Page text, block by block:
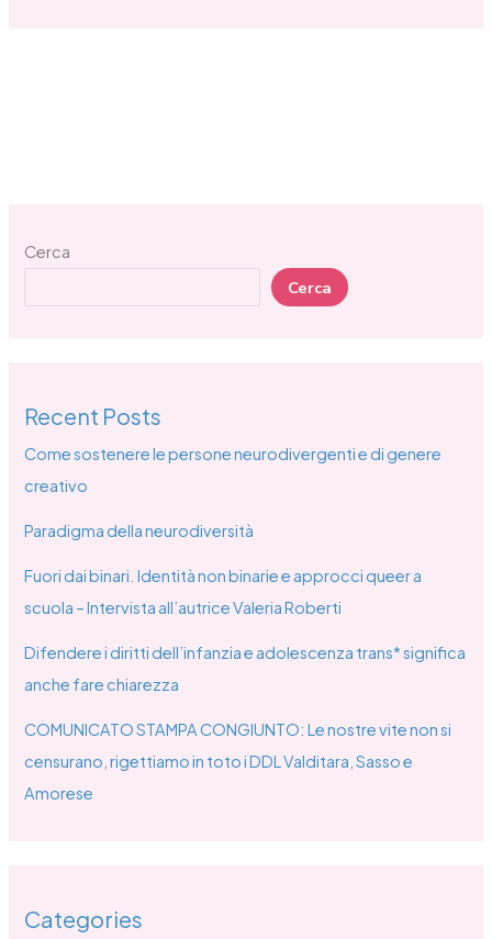
Cerca
Cerca
Recent Posts
Come sostenere le persone neurodivergenti e di genere
creativo
Paradigma della neurodiversità
Fuori dai binari. Identità non binarie e approcci queer a
scuola – Intervista all’autrice Valeria Roberti
Difendere i diritti dell’infanzia e adolescenza trans* significa
anche fare chiarezza
COMUNICATO STAMPA CONGIUNTO: Le nostre vite non si
censurano, rigettiamo in toto i DDL Valditara, Sasso e
Amorese
Categories